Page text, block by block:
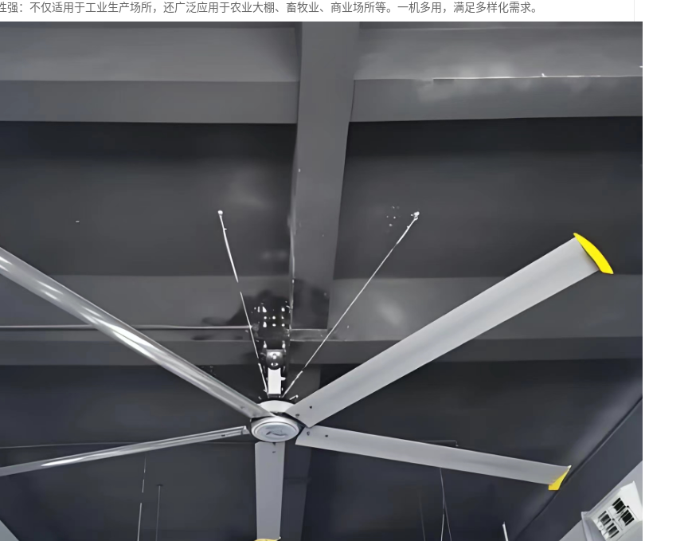
强：不仅适用于工业生产场所，还广泛应用于农业大棚、畜牧业、商业场所等。一机多用，满足多样化需求。